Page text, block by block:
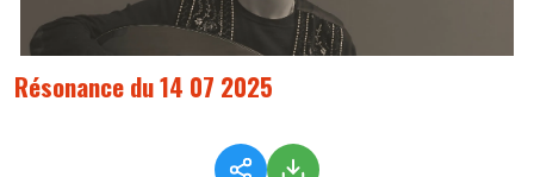
Résonance du 14 07 2025